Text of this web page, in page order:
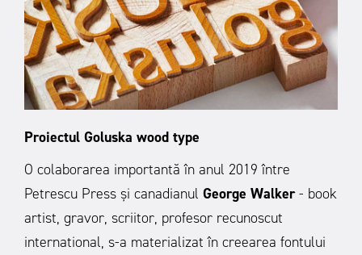
Proiectul Goluska wood type
O colaborarea importantă în anul 2019 între
Petrescu Press și canadianul George Walker- book
artist, gravor, scriitor, profesor recunoscut
international, s-a materializat în creearea fontului